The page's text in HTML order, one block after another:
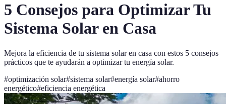
5 Consejos para Optimizar Tu
Sistema Solar en Casa
Mejora la eficiencia de tu sistema solar en casa con estos 5 consejos
prácticos que te ayudarán a optimizar tu energía solar.
#optimización solar#sistema solar#energía solar#ahorro
energético#eficiencia energética